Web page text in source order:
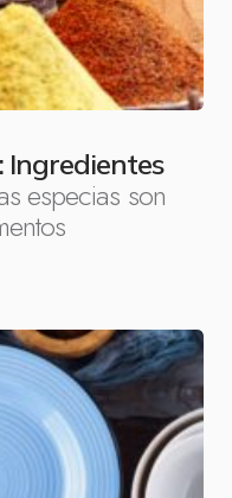
Ingredientes
especias son